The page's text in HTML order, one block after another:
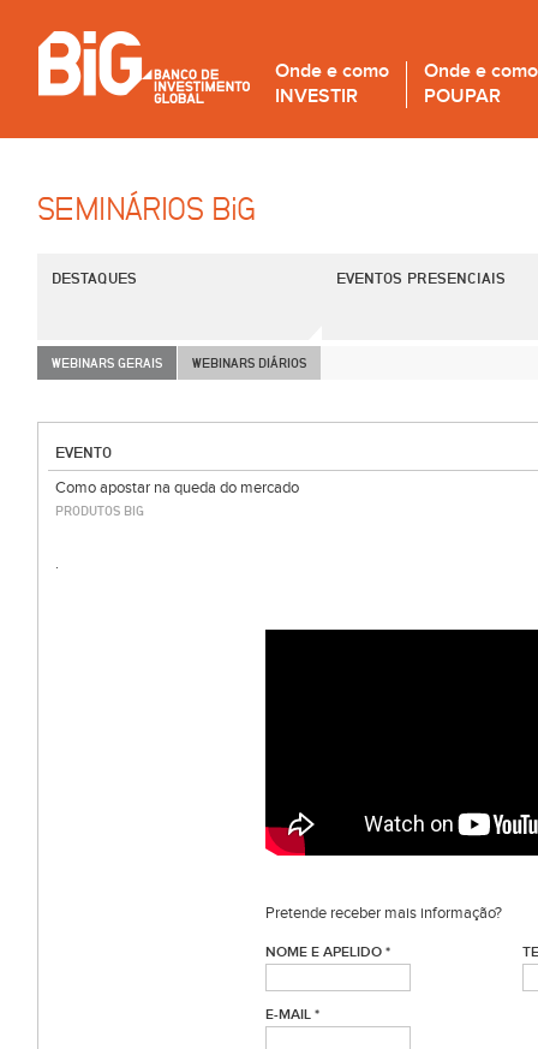
Onde e como
INVESTIR
Onde e como
POUPAR
SEMINÁRIOS BiG
DESTAQUES EVENTOS PRESENCIAIS
WEBINARS GERAIS WEBINARS DIÁRIOS
EVENTO
Como apostar na queda do mercado
PRODUTOS BIG
.
Pretende receber mais informação?
NOME E APELIDO *
E-MAIL *